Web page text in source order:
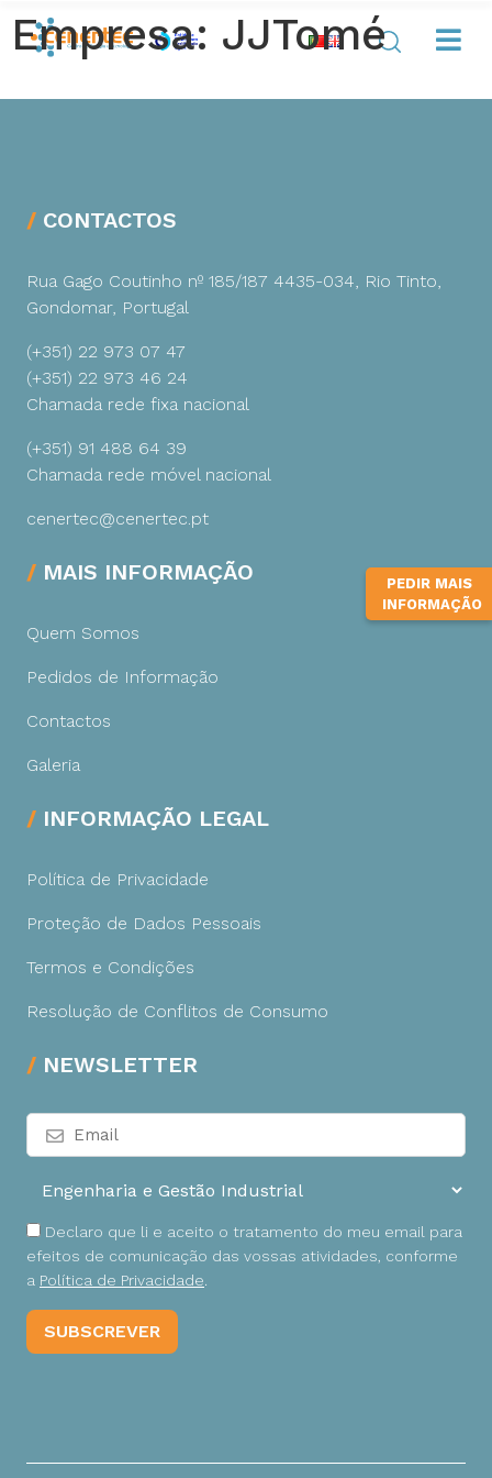
PEDIR MAIS
INFORMAÇÃO
Empresa: JJTomé
CONTACTOS
Rua Gago Coutinho nº 185/187 4435-034, Rio Tinto,
Gondomar, Portugal
(+351) 22 973 07 47
(+351) 22 973 46 24
Chamada rede fixa nacional
(+351) 91 488 64 39
Chamada rede móvel nacional
cenertec@cenertec.pt
MAIS INFORMAÇÃO
Quem Somos
Pedidos de Informação
Contactos
Galeria
INFORMAÇÃO LEGAL
Política de Privacidade
Proteção de Dados Pessoais
Termos e Condições
Resolução de Conflitos de Consumo
NEWSLETTER
Declaro que li e aceito o tratamento do meu email para
efeitos de comunicação das vossas atividades, conforme
a Política de Privacidade